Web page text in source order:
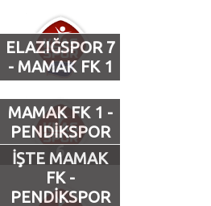
Ankara Takımları
Futbol
Basketbol
Voleybol
Hentbol
ELAZIĞSPOR 7
- MAMAK FK 1
MAMAK FK 1 -
PENDİKSPOR
6
İŞTE MAMAK
FK -
PENDİKSPOR